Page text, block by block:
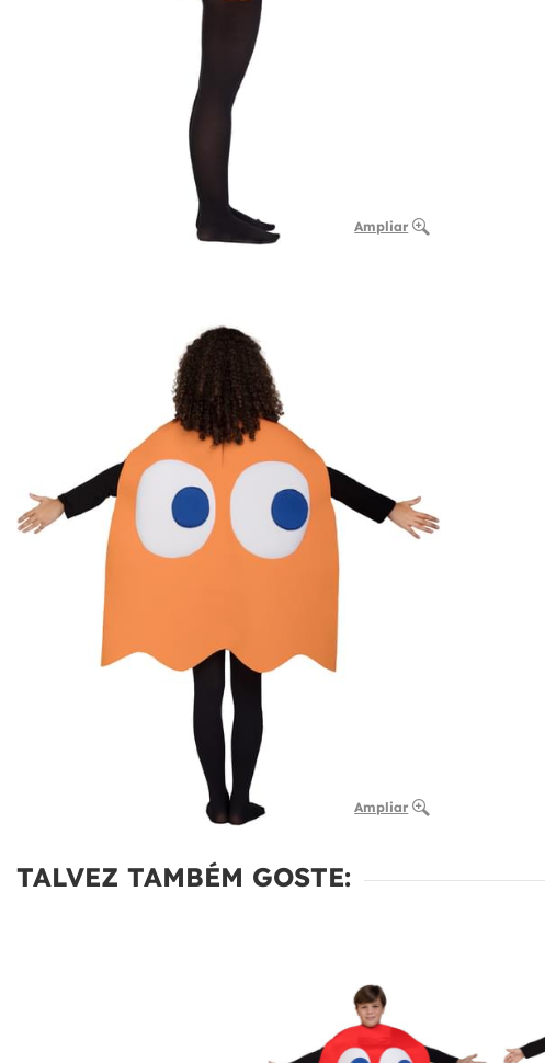
Ampliar
Ampliar
TALVEZ TAMBÉM GOSTE: